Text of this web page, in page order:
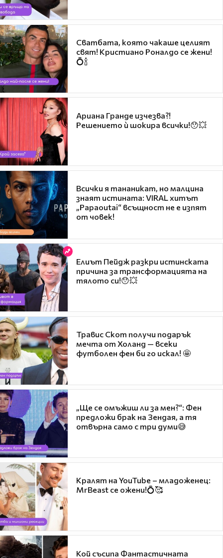
Сватбата, която чакаше целият
свят! Кристиано Роналдо се жени!
💍🍾
Ариана Гранде изчезва?!
Решението ѝ шокира всички!😯💥
Всички я тананикат, но малцина
знаят истината: VIRAL хитът
„Papaoutai“ всъщност не е изпят
от човек!
Елиът Пейдж разкри истинската
причина за трансформацията на
тялото си!😯💥
Травис Скот получи подарък
мечта от Холанд — всеки
футболен фен би го искал! 🤩
„Ще се омъжиш ли за мен?“: Фен
предложи брак на Зендая, а тя
отвърна само с три думи😅
Кралят на YouTube – младоженец:
MrBeast се ожени!💍🥰
Кой съсипа Фантастичната